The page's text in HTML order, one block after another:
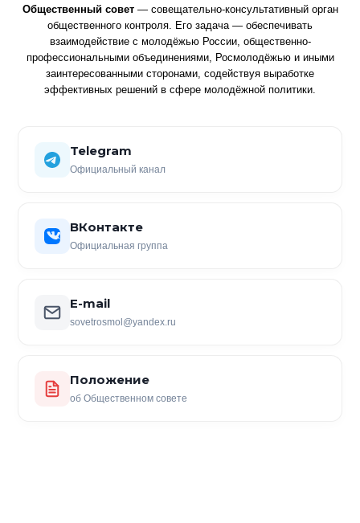
Общественный совет— совещательно-консультативный орган
общественного контроля. Его задача — обеспечивать
взаимодействие с молодёжью России, общественно-
профессиональными объединениями, Росмолодёжью и иными
заинтересованными сторонами, содействуя выработке
эффективных решений в сфере молодёжной политики.
Telegram
Официальный канал
ВКонтакте
Официальная группа
E-mail
sovetrosmol@yandex.ru
Положение
об Общественном совете